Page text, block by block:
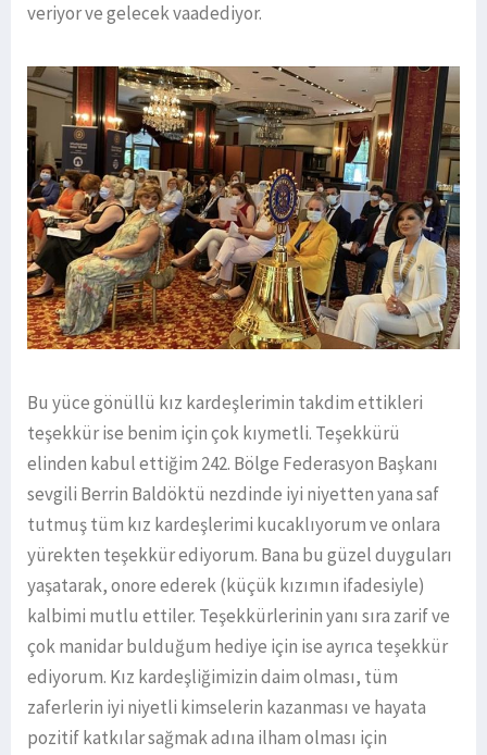
veriyor ve gelecek vaadediyor.
Bu yüce gönüllü kız kardeşlerimin takdim ettikleri
teşekkür ise benim için çok kıymetli. Teşekkürü
elinden kabul ettiğim 242. Bölge Federasyon Başkanı
sevgili Berrin Baldöktü nezdinde iyi niyetten yana saf
tutmuş tüm kız kardeşlerimi kucaklıyorum ve onlara
yürekten teşekkür ediyorum. Bana bu güzel duyguları
yaşatarak, onore ederek (küçük kızımın ifadesiyle)
kalbimi mutlu ettiler. Teşekkürlerinin yanı sıra zarif ve
çok manidar bulduğum hediye için ise ayrıca teşekkür
ediyorum. Kız kardeşliğimizin daim olması, tüm
zaferlerin iyi niyetli kimselerin kazanması ve hayata
pozitif katkılar sağmak adına ilham olması için